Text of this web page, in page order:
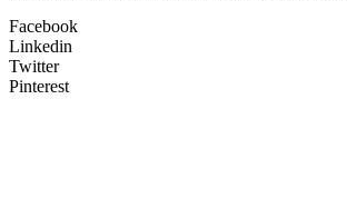
Facebook
Linkedin
Twitter
Pinterest